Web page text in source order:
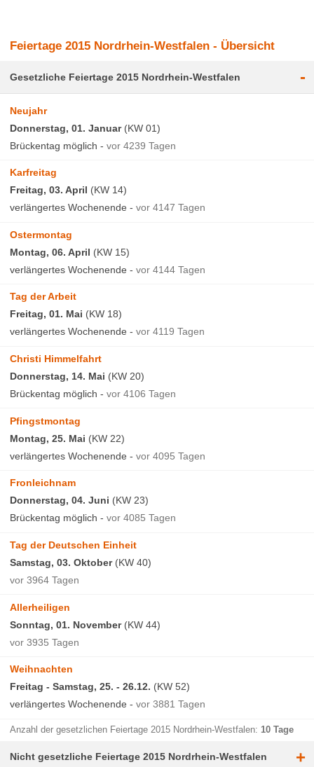
Feiertage 2015 Nordrhein-Westfalen - Übersicht
Gesetzliche Feiertage 2015 Nordrhein-Westfalen -
Neujahr
Donnerstag, 01. Januar(KW 01)
Brückentag möglich -vor 4239 Tagen
Karfreitag
Freitag, 03. April (KW 14)
verlängertes Wochenende -vor 4147 Tagen
Ostermontag
Montag, 06. April (KW 15)
verlängertes Wochenende -vor 4144 Tagen
Tag der Arbeit
Freitag, 01. Mai (KW 18)
verlängertes Wochenende -vor 4119 Tagen
Christi Himmelfahrt
Donnerstag, 14. Mai (KW 20)
Brückentag möglich -vor 4106 Tagen
Pfingstmontag
Montag, 25. Mai (KW 22)
verlängertes Wochenende -vor 4095 Tagen
Fronleichnam
Donnerstag, 04. Juni (KW 23)
Brückentag möglich -vor 4085 Tagen
Tag der Deutschen Einheit
Samstag, 03. Oktober(KW 40)
vor 3964 Tagen
Allerheiligen
Sonntag, 01. November(KW 44)
vor 3935 Tagen
Weihnachten
Freitag - Samstag, 25. - 26.12. (KW 52)
verlängertes Wochenende -vor 3881 Tagen
Anzahl der gesetzlichen Feiertage 2015 Nordrhein-Westfalen: 10 Tage
Nicht gesetzliche Feiertage 2015 Nordrhein-Westfalen +